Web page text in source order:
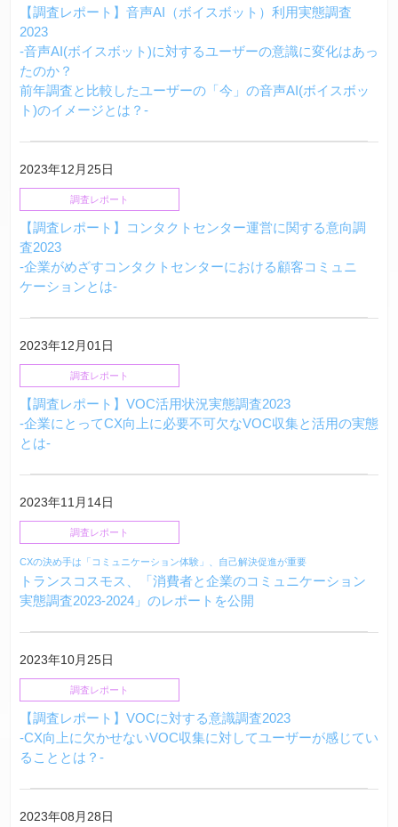
【調査レポート】音声AI（ボイスボット）利用実態調査
2023
-音声AI(ボイスボット)に対するユーザーの意識に変化はあっ
たのか？
前年調査と比較したユーザーの「今」の音声AI(ボイスボッ
ト)のイメージとは？-
2023年12月25日
調査レポート
【調査レポート】コンタクトセンター運営に関する意向調
査2023
-企業がめざすコンタクトセンターにおける顧客コミュニ
ケーションとは-
2023年12月01日
調査レポート
【調査レポート】VOC活用状況実態調査2023
-企業にとってCX向上に必要不可欠なVOC収集と活用の実態
とは-
2023年11月14日
調査レポート
CXの決め手は「コミュニケーション体験」、自己解決促進が重要
トランスコスモス、「消費者と企業のコミュニケーション
実態調査2023-2024」のレポートを公開
2023年10月25日
調査レポート
【調査レポート】VOCに対する意識調査2023
-CX向上に欠かせないVOC収集に対してユーザーが感じてい
ることとは？-
2023年08月28日